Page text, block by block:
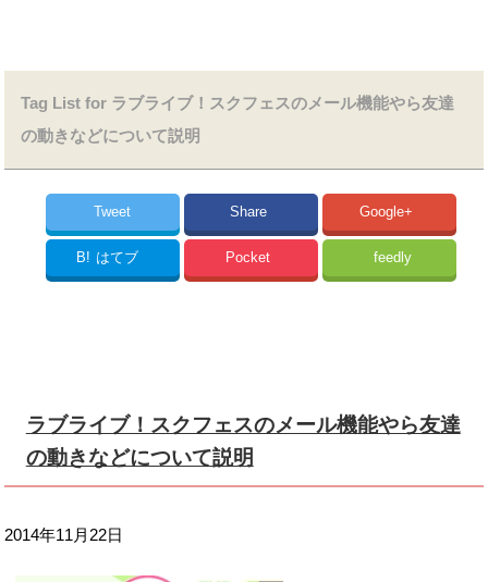
Tag List for ラブライブ！スクフェスのメール機能やら友達
の動きなどについて説明
Tweet Share Google+
B! はてブ Pocket feedly
ラブライブ！スクフェスのメール機能やら友達
の動きなどについて説明
2014年11月22日